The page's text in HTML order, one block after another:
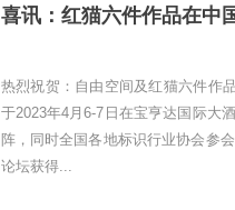
喜讯：红猫六件作品在中
热烈祝贺：自由空间及红猫六件作
于2023年4月6-7日在宝亨达国际大
阵，同时全国各地标识行业协会参
论坛获得...